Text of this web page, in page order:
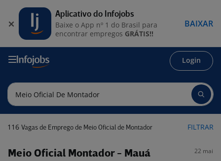
Login
116 Vagas de Emprego de Meio Oficial de Montador FILTRAR
Meio Oficial Montador - Mauá 22 mai
Aplicativo do Infojobs
Baixe o App nº 1 do Brasil para
encontrar empregos GRÁTIS!!
BAIXAR